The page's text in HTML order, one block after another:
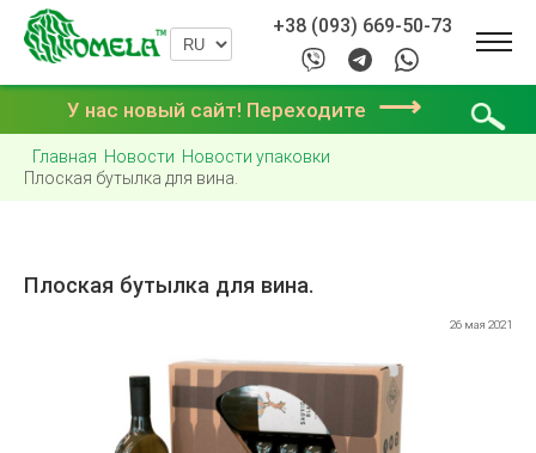
+38 (093) 669-50-73
У нас новый сайт! Переходите ⟶
Главная Новости Новости упаковки
Плоская бутылка для вина.
Плоская бутылка для вина.
26 мая 2021